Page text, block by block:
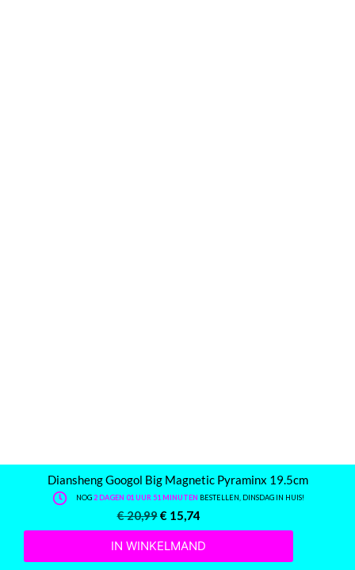
Diansheng Googol Big Magnetic Pyraminx 19.5cm
NOG2 DAGEN 01 UUR 51 MINUTEN BESTELLEN, DINSDAG IN HUIS!
€20,99€ 15,74
IN WINKELMAND